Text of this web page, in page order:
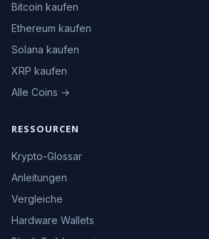
Bitcoin kaufen
Ethereum kaufen
Solana kaufen
XRP kaufen
Alle Coins →
RESSOURCEN
Krypto-Glossar
Anleitungen
Vergleiche
Hardware Wallets